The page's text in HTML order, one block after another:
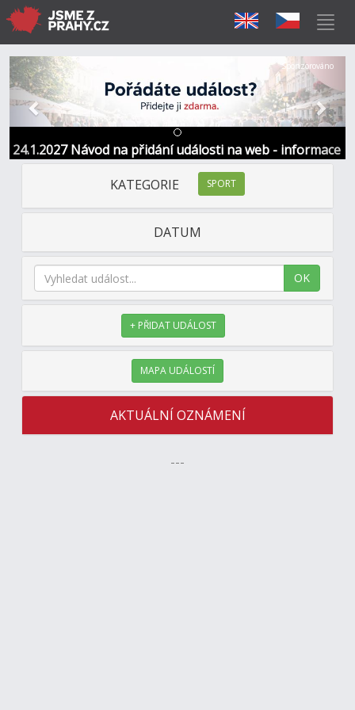
24.1.2027 Návod na přidání události na web - informace
a kontakt
Předchozí Další
Sponzorováno
KATEGORIE SPORT
DATUM
OK
+ PŘIDAT UDÁLOST
MAPA UDÁLOSTÍ
AKTUÁLNÍ OZNÁMENÍ
---